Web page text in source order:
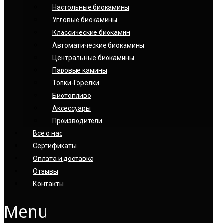
Настoльные биокамины
Угловые биокамины
Классические биокамин
Автоматические биокамины
Центральные биокамины
Паровые камины
Топки-Горелки
Биотопливо
Аксессуары
Производители
Все о нас
Сертификаты
Оплата и доставка
Отзывы
Контакты
Menu